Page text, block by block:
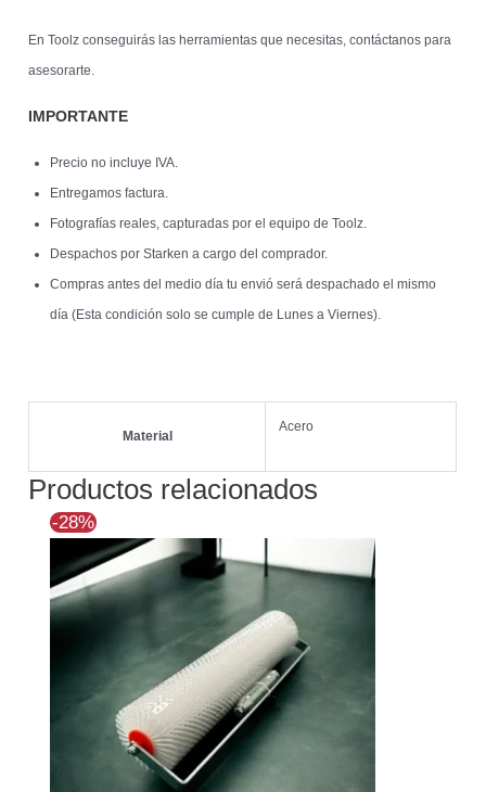
En Toolz conseguirás las herramientas que necesitas, contáctanos para
asesorarte.
IMPORTANTE
Precio no incluye IVA.
Entregamos factura.
Fotografías reales, capturadas por el equipo de Toolz.
Despachos por Starken a cargo del comprador.
Compras antes del medio día tu envió será despachado el mismo
día (Esta condición solo se cumple de Lunes a Viernes).
Material
Acero
Productos relacionados
-28%
precio
original
era:
$72.090.
precio
actual
es:
$52.085.